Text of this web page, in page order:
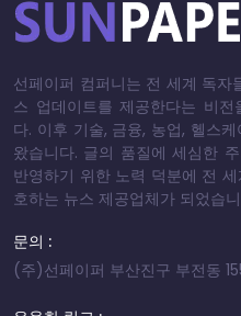
선페이퍼 컴퍼니는 전 세계 독
스 업데이트를 제공한다는 비
다. 이후 기술, 금융, 농업, 헬스
왔습니다. 글의 품질에 세심한
반영하기 위한 노력 덕분에 전
호하는 뉴스 제공업체가 되었습
문의 :
(주)선페이퍼 부산진구 부전동